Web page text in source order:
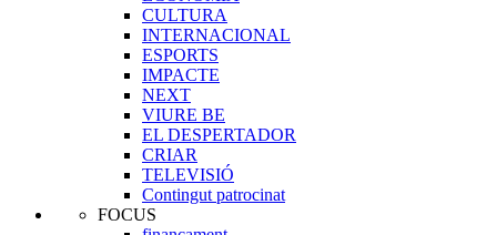
CULTURA
INTERNACIONAL
ESPORTS
IMPACTE
NEXT
VIURE BE
EL DESPERTADOR
CRIAR
TELEVISIÓ
Contingut patrocinat
FOCUS